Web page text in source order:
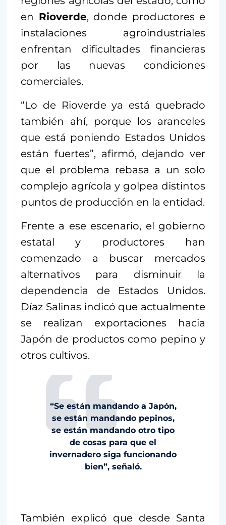
en Rioverde, donde productores e
instalaciones agroindustriales
enfrentan dificultades financieras
por las nuevas condiciones
comerciales.
“Lo de Rioverde ya está quebrado
también ahí, porque los aranceles
que está poniendo Estados Unidos
están fuertes”, afirmó, dejando ver
que el problema rebasa a un solo
complejo agrícola y golpea distintos
puntos de producción en la entidad.
Frente a ese escenario, el gobierno
estatal y productores han
comenzado a buscar mercados
alternativos para disminuir la
dependencia de Estados Unidos.
Díaz Salinas indicó que actualmente
se realizan exportaciones hacia
Japón de productos como pepino y
otros cultivos.
“Se están mandando a Japón,
se están mandando pepinos,
se están mandando otro tipo
de cosas para que el
invernadero siga funcionando
bien”, señaló.
También explicó que desde Santa